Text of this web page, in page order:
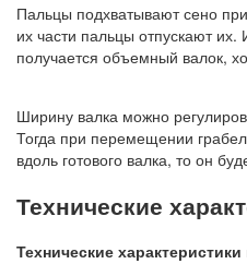
Пальцы подхватывают сено
их части пальцы отпускают их.
получается объемный валок,
Ширину валка можно
Тогда при перемещении
вдоль готового валка, то он
Технические
Технические